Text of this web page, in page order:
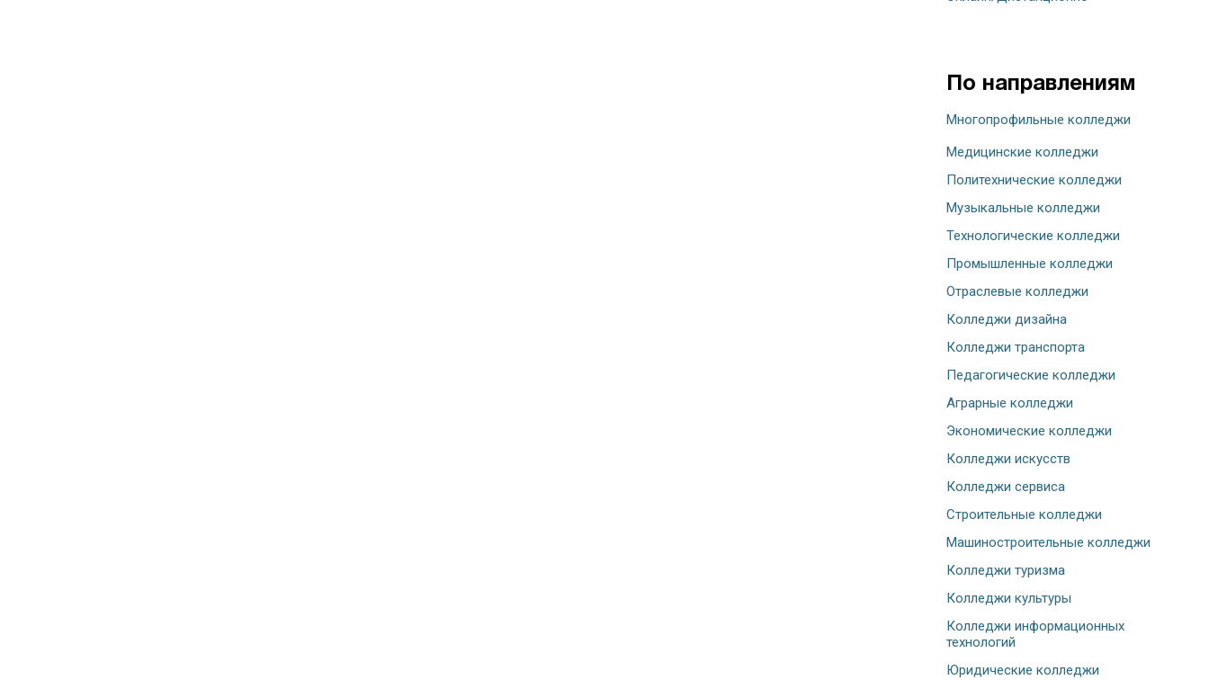
По направлениям
Многопрофильные колледжи
Медицинские колледжи
Политехнические колледжи
Музыкальные колледжи
Технологические колледжи
Промышленные колледжи
Отраслевые колледжи
Колледжи дизайна
Колледжи транспорта
Педагогические колледжи
Аграрные колледжи
Экономические колледжи
Колледжи искусств
Колледжи сервиса
Строительные колледжи
Машиностроительные колледжи
Колледжи туризма
Колледжи культуры
Колледжи информационных
технологий
Юридические колледжи